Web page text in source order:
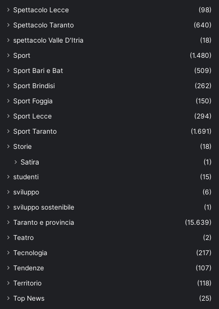
Spettacolo Lecce
(98)
Spettacolo Taranto
(640)
spettacolo Valle D'Itria
(18)
Sport
(1.480)
Sport Bari e Bat
(509)
Sport Brindisi
(262)
Sport Foggia
(150)
Sport Lecce
(294)
Sport Taranto
(1.691)
Storie
(18)
Satira (1)
studenti
(15)
sviluppo
(6)
sviluppo sostenibile
(1)
Taranto e provincia
(15.639)
Teatro
(2)
Tecnologia
(217)
Tendenze
(107)
Territorio
(118)
Top News
(25)